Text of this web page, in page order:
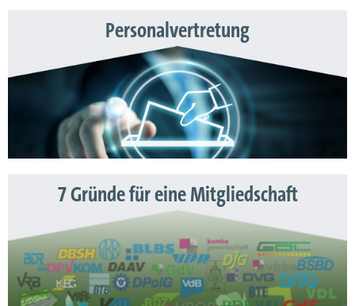
Personalvertretung
7 Gründe für eine Mitgliedschaft